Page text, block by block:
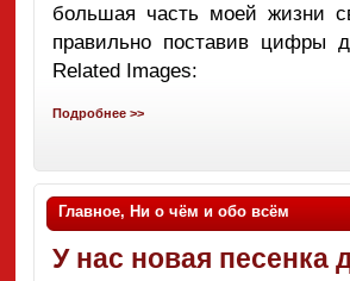
большая часть моей жизни
правильно поставив цифры
Related Images:
Подробнее >>
Главное, Ни о чём и обо всём
У нас новая песенка